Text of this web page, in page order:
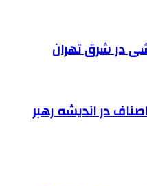
در شرق تهران
در اندیشه رهبر